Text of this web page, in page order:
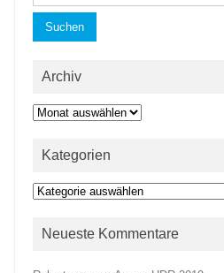
nach:
Archiv
Archiv
Kategorien
Kategorien
Neueste Kommentare